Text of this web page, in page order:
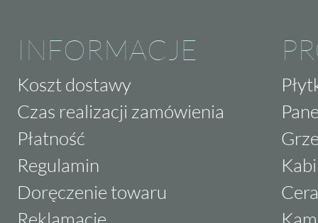
INFORMACJE
Koszt dostawy
Czas realizacji zamówienia
Płatność
Regulamin
Doręczenie towaru